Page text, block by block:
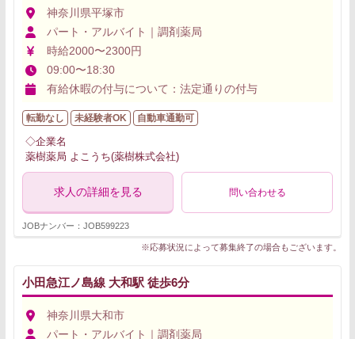
神奈川県平塚市
パート・アルバイト｜調剤薬局
時給2000〜2300円
09:00〜18:30
有給休暇の付与について：法定通りの付与
転勤なし 未経験者OK 自動車通勤可
◇企業名
薬樹薬局 よこうち(薬樹株式会社)
求人の詳細を見る 問い合わせる
JOBナンバー：JOB599223
※応募状況によって募集終了の場合もございます。
小田急江ノ島線 大和駅 徒歩6分
神奈川県大和市
パート・アルバイト｜調剤薬局